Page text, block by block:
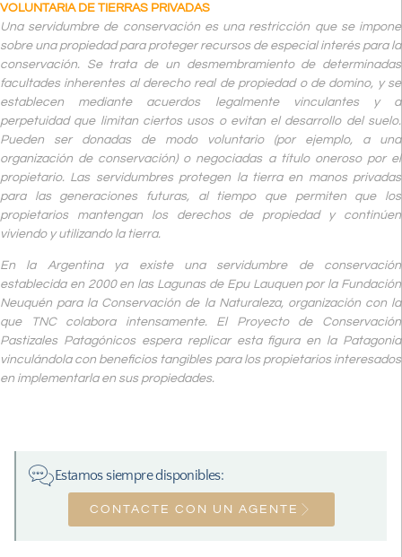
VOLUNTARIA DE TIERRAS PRIVADAS
Una servidumbre de conservación es una restricción que se impone
sobre una propiedad para proteger recursos de especial interés para la
conservación. Se trata de un desmembramiento de determinadas
facultades inherentes al derecho real de propiedad o de domino, y se
establecen mediante acuerdos legalmente vinculantes y a
perpetuidad que limitan ciertos usos o evitan el desarrollo del suelo.
Pueden ser donadas de modo voluntario (por ejemplo, a una
organización de conservación) o negociadas a título oneroso por el
propietario. Las servidumbres protegen la tierra en manos privadas
para las generaciones futuras, al tiempo que permiten que los
propietarios mantengan los derechos de propiedad y continúen
viviendo y utilizando la tierra.
En la Argentina ya existe una servidumbre de conservación
establecida en 2000 en las Lagunas de Epu Lauquen por la Fundación
Neuquén para la Conservación de la Naturaleza, organización con la
que TNC colabora intensamente. El Proyecto de Conservación
Pastizales Patagónicos espera replicar esta figura en la Patagonia
vinculándola con beneficios tangibles para los propietarios interesados
en implementarla en sus propiedades.
Estamos siempre disponibles:
CONTACTE CON UN AGENTE